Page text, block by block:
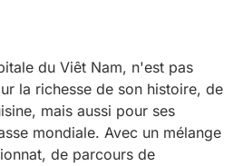
du Viêt Nam, n'est pas
la richesse de son histoire, de
mais aussi pour ses
mondiale. Avec un mélange
de parcours de